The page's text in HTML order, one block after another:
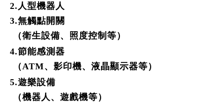
2. 人型機器人
3.無觸點開關
（衛生設備、照度控制等）
4.節能感測器
（ATM、影印機、液晶顯示器等）
5.遊樂設備
（機器人、遊戲機等）